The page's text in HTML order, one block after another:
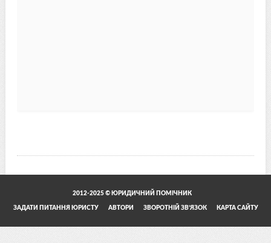
2012-2025 © ЮРИДИЧНИЙ ПОМІЧНИК
ЗАДАТИ ПИТАННЯ ЮРИСТУ АВТОРИ ЗВОРОТНІЙ ЗВ’ЯЗОК КАРТА САЙТУ